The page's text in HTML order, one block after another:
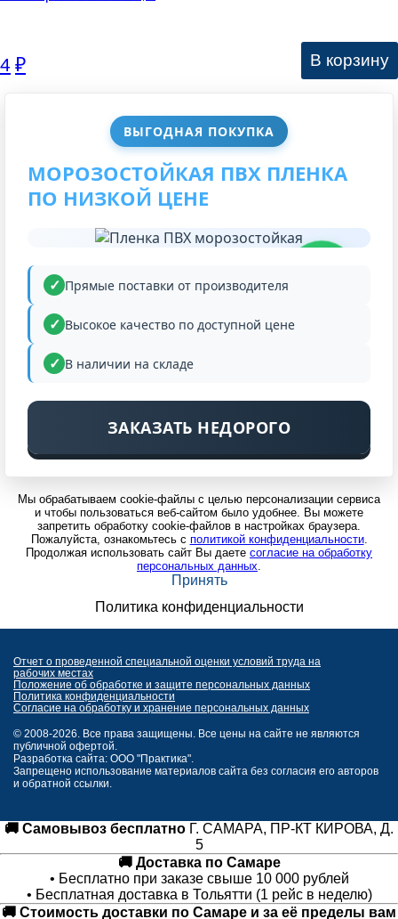
ВЫГОДНАЯ ПОКУПКА
МОРОЗОСТОЙКАЯ ПВХ ПЛЕНКА
ПО НИЗКОЙ ЦЕНЕ
Прямые поставки от производителя
Высокое качество по доступной цене
В наличии на складе
ЗАКАЗАТЬ НЕДОРОГО
4 ₽ В корзину
Мы обрабатываем cookie-файлы с целью персонализации сервиса
и чтобы пользоваться веб-сайтом было удобнее. Вы можете
запретить обработку cookie-файлов в настройках браузера.
Пожалуйста, ознакомьтесь с политикой конфиденциальности.
Продолжая использовать сайт Вы даете согласие на обработку
персональных данных.
Принять
Политика конфиденциальности
Отчет о проведенной специальной оценки условий труда на
рабочих местах
Положение об обработке и защите персональных данных
Политика конфиденциальности
Согласие на обработку и хранение персональных данных
© 2008-2026. Все права защищены. Все цены на сайте не являются
публичной офертой.
Разработка сайта: ООО "Практика".
Запрещено использование материалов сайта без согласия его авторов
и обратной ссылки.
🚚 Самовывоз бесплатно Г. САМАРА, ПР-КТ КИРОВА, Д.
5
🚚 Доставка по Самаре
• Бесплатно при заказе свыше 10 000 рублей
• Бесплатная доставка в Тольятти (1 рейс в неделю)
🚚 Стоимость доставки по Самаре и за её пределы вам